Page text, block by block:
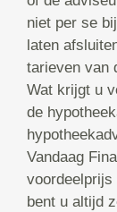
niet per se
laten
tarieven van
Wat krijgt u
de
Vandaag
voordeelprijs
bent u altijd